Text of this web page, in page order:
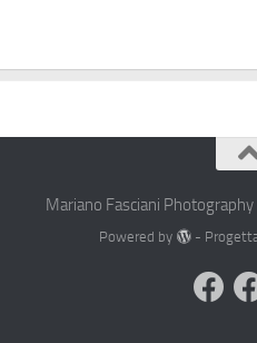
Mariano Fasciani
Powered by -